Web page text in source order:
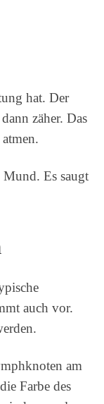
hat. Der
zäher. Das
Es saugt
auch vor.
am
Farbe des